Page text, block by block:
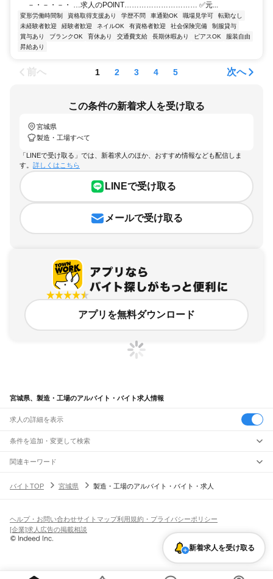
－・－・－・ …求人のPOINT………………………… ✅元...
変形労働時間制 資格取得支援あり 学歴不問 車通勤OK 職場見学可
転勤なし
未経験者歓迎
経験者歓迎 ネイルOK 有資格者歓迎 社会保険完備
制服貸与
賞与あり
ブランクOK 育休あり 交通費支給 長期休暇あり ピアスOK
服装自由
昇給あり
前へ 1 2 3 4 5 次へ
この条件の新着求人を受け取る
宮城県
製造・工場すべて
「LINEで受け取る」では、新着求人のほか、おすすめ情報なども配信しま
す。 詳しくはこちら
LINEで受け取る
メールで受け取る
アプリを無料ダウンロード
宮城県、製造・工場のアルバイト・バイト求人情報
求人の詳細を表示
条件を追加・変更して検索
市区町村を追加・変更
宮城県すべて
石巻市塩竈市気仙沼市白石市名取市角田市多賀城市岩沼市登米市
東松島市大崎市富谷市 亘理郡宮城郡黒川郡加美郡遠田郡
駅を追加・変更
越河駅 白石駅東白石駅 北白川駅 大河原駅船岡駅槻木駅 岩沼駅 館腰駅
南仙台駅太子堂駅長町駅仙台駅東仙台駅岩切駅新利府駅利府駅陸前山王駅
国府多賀城駅塩釜駅松島駅 鹿島台駅松山町駅小牛田駅田尻駅
飲食・フードサービス
飲食・フードサービス
ホールスタッフ
皿洗い・洗い場精肉・鮮魚加工
バー（BAR）・バーテンダー
飲食店（店長・マネージャー）
特徴を追加・変更
人気
髪型・髪色自由ひげOKネイルOK
留学生・外国人活躍中
関連キーワード
宮城県 製造・工場 派遣
バイトTOP 宮城県 製造・工場のアルバイト・バイト・求人
新着求人を受け取る
ヘルプ・お問い合わせサイトマップ利用規約・プライバシーポリシー
[企業]求人広告の掲載相談